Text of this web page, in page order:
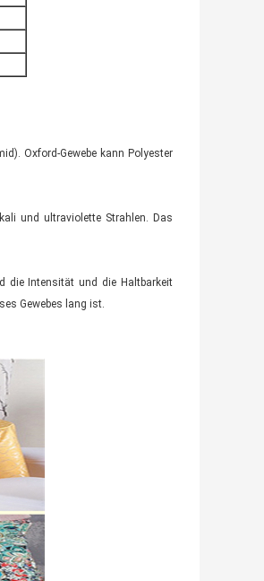
Oxford-Gewebe kann Polyester
und ultraviolette Strahlen. Das
die Intensität und die Haltbarkeit
Gewebes lang ist.